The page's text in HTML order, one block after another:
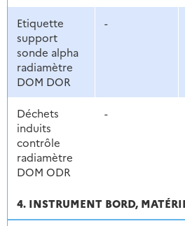
Etiquette
support
sonde alpha
radiamètre
DOM DOR
-
Déchets
induits
contrôle
radiamètre
DOM ODR
-
4. INSTRUMENT BORD,